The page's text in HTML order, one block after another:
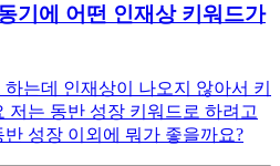
기에 어떤 인재상 키워드가
는데 인재상이 나오지 않아서 키
저는 동반 성장 키워드로 하려고
성장 이외에 뭐가 좋을까요?